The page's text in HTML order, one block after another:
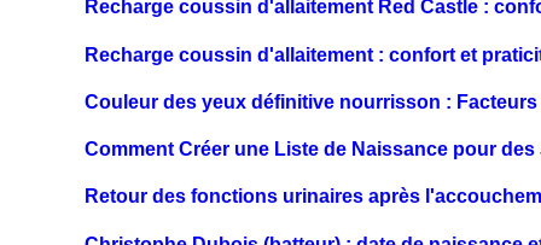
Recharge coussin d'allaitement Red Castle :
Recharge coussin d'allaitement : confort et
Couleur des yeux définitive nourrisson :
Comment Créer une Liste de Naissance pour des
Retour des fonctions urinaires après